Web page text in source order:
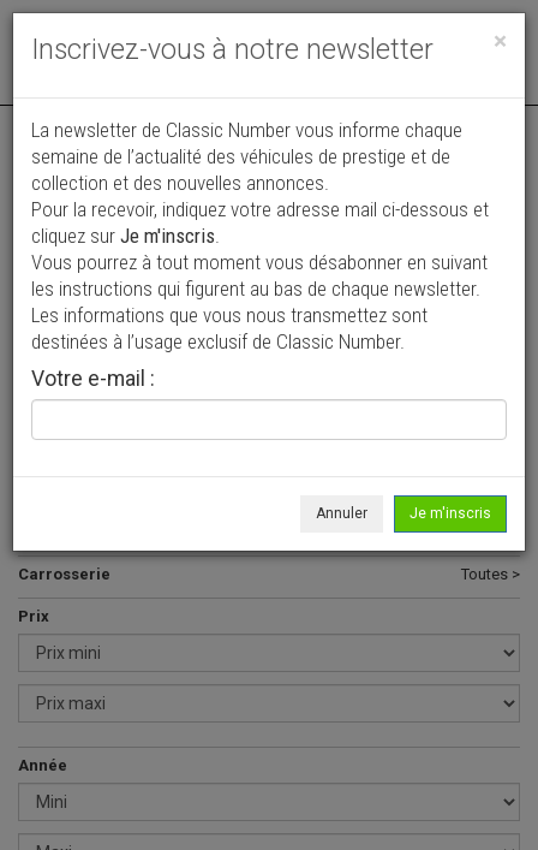
Toggle
Vos annonces vues par
plus de 4 millions de collectionneurs
Ajouter une annonce
> Rechercher un véhicule
Tous >
Carrosserie Toutes >
Prix
Année
×
Inscrivez-vous à notre newsletter
La newsletter de Classic Number vous informe chaque
semaine de l’actualité des véhicules de prestige et de
collection et des nouvelles annonces.
Pour la recevoir, indiquez votre adresse mail ci-dessous et
cliquez sur Je m'inscris.
Vous pourrez à tout moment vous désabonner en suivant
les instructions qui figurent au bas de chaque newsletter.
Les informations que vous nous transmettez sont
destinées à l’usage exclusif de Classic Number.
Votre e-mail :
Annuler Je m'inscris